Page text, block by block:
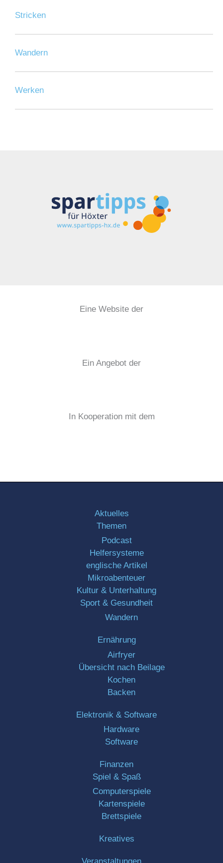
Stricken
Wandern
Werken
Eine Website der
Ein Angebot der
In Kooperation mit dem
Aktuelles
Themen
Podcast
Helfersysteme
englische Artikel
Mikroabenteuer
Kultur & Unterhaltung
Sport & Gesundheit
Wandern
Ernährung
Airfryer
Übersicht nach Beilage
Kochen
Backen
Elektronik & Software
Hardware
Software
Finanzen
Spiel & Spaß
Computerspiele
Kartenspiele
Brettspiele
Kreatives